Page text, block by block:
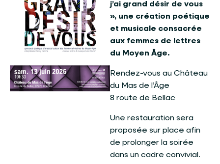
j’ai grand désir de vous
», une création poétique
et musicale consacrée
aux femmes de lettres
du Moyen Âge.
Rendez-vous au Château
du Mas de l’Âge
8 route de Bellac
Une restauration sera
proposée sur place afin
de prolonger la soirée
dans un cadre convivial.